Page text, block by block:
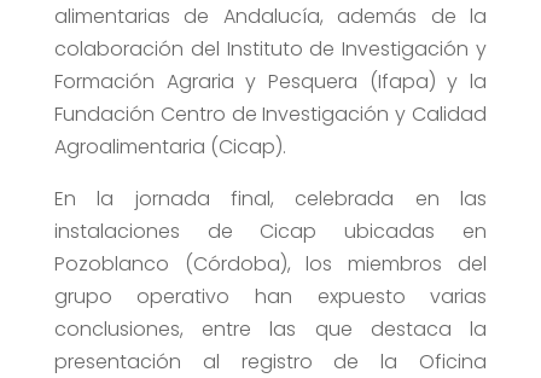
alimentarias de Andalucía, además de la
colaboración del Instituto de Investigación y
Formación Agraria y Pesquera (Ifapa) y la
Fundación Centro de Investigación y Calidad
Agroalimentaria (Cicap).
En la jornada final, celebrada en las
instalaciones de Cicap ubicadas en
Pozoblanco (Córdoba), los miembros del
grupo operativo han expuesto varias
conclusiones, entre las que destaca la
presentación al registro de la Oficina